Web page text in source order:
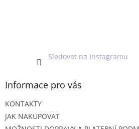
Sledovat na Instagramu
Informace pro vás
KONTAKTY
JAK NAKUPOVAT